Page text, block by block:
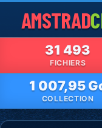
AMSTRAD
31 493
FICHIERS
1 007,95
COLLECTION